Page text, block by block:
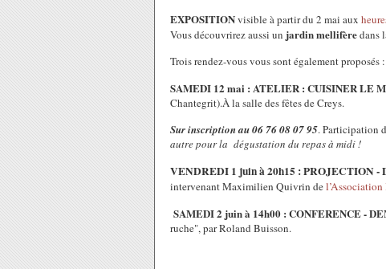
EXPOSITIONvisible à partir du 2 mai aux
Vous découvrirez aussi un jardin mellifèredans
Trois rendez-vous vous sont également proposés :
SAMEDI 12 mai : ATELIER : CUISINER LE
Chantegrit).À la salle des fêtes de Creys.
Sur inscriptionau 06 76 08 07 95. Participation
autre pour la dégustation du repas à midi !
VENDREDI 1 juin à 20h15 : PROJECTION -
intervenantMaximilien Quivrinde
SAMEDI 2 juin à 14h00 : CONFERENCE -
ruche", par Roland Buisson.